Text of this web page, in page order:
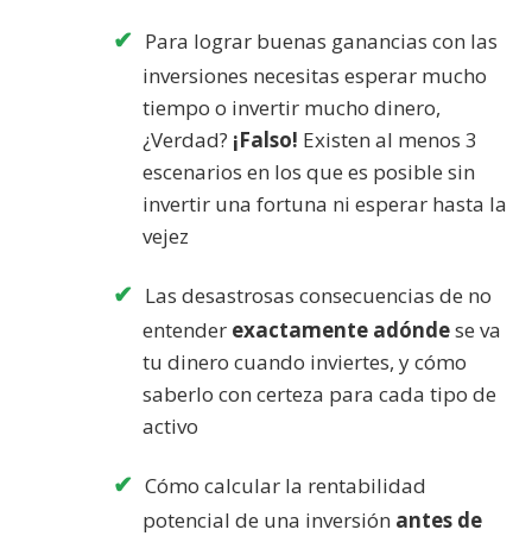
Para lograr buenas ganancias con las
inversiones necesitas esperar mucho
tiempo o invertir mucho dinero,
¿Verdad? ¡Falso! Existen al menos 3
escenarios en los que es posible sin
invertir una fortuna ni esperar hasta la
vejez
Las desastrosas consecuencias de no
entender exactamente adóndese va
tu dinero cuando inviertes, y cómo
saberlo con certeza para cada tipo de
activo
Cómo calcular la rentabilidad
potencial de una inversión antes de